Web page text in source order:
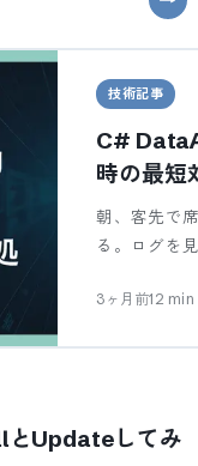
技術記事
C#
時の最短
朝、客先で
る。ログを
3ヶ月前12 min
とUpdateしてみ